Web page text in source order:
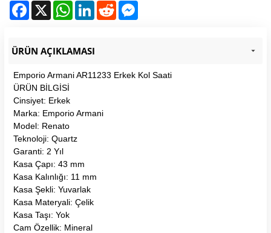
Facebook
X WhatsAppLinkedInReddit
ÜRÜN AÇIKLAMASI
Emporio Armani AR11233 Erkek Kol Saati
ÜRÜN BİLGİSİ
Cinsiyet: Erkek
Marka: Emporio Armani
Model: Renato
Teknoloji: Quartz
Garanti: 2 Yıl
Kasa Çapı: 43 mm
Kasa Kalınlığı: 11 mm
Kasa Şekli: Yuvarlak
Kasa Materyali: Çelik
Kasa Taşı: Yok
Cam Özellik: Mineral